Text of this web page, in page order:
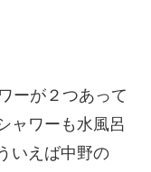
ーが２つあって
ャワーも水風呂
いえば中野の